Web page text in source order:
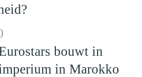
bouwt in
in Marokko